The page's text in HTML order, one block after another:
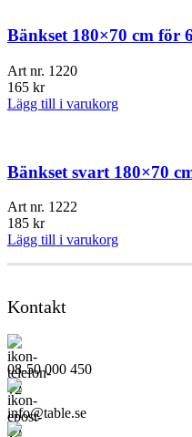
Bänkset 180×70 cm för
Art nr. 1220
165 kr
Lägg till i varukorg
Bänkset svart 180×70
Art nr. 1222
185 kr
Lägg till i varukorg
Kontakt
08-50 000 450
info@table.se